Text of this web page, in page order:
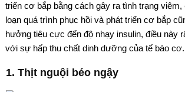
triển cơ bắp bằng cách gây ra tình trạng viêm,
loạn quá trình phục hồi và phát triển cơ bắp
hưởng tiêu cực đến độ nhạy insulin, điều này
với sự hấp thu chất dinh dưỡng của tế bào cơ.
1. Thịt nguội béo ngậy